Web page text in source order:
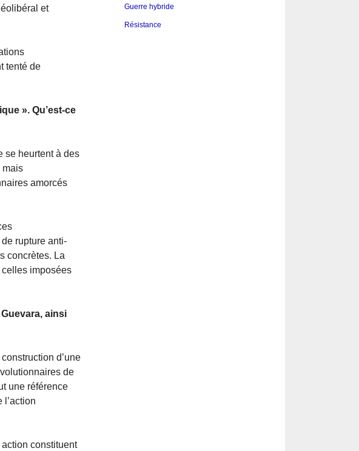
et
tenté de
». Qu’est-ce
se heurtent à des
mais
amorcés
rupture anti-
concrètes. La
celles imposées
ainsi
d’une
de
une référence
l’action
constituent
Guerre hybride
Résistance